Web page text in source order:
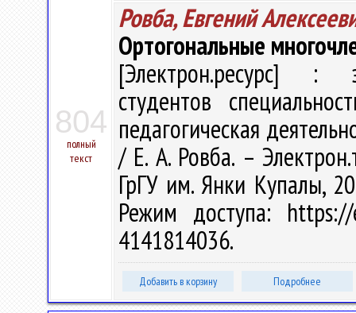
804
полный
текст
Ровба, Евгений
Ортогональные
[Электрон.ресурс] :
студентов
педагогическая
/ Е. А. Ровба. –
ГрГУ им. Янки Купалы,
Режим доступа:
4141814036.
Добавить в корзину Подробнее